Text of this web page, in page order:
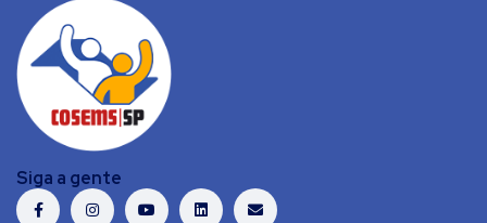
Siga a gente